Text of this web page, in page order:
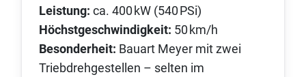
Leistung: ca. 400 kW (540 PSi)
Höchstgeschwindigkeit: 50 km/h
Besonderheit: Bauart Meyer mit zwei
Triebdrehgestellen – selten im